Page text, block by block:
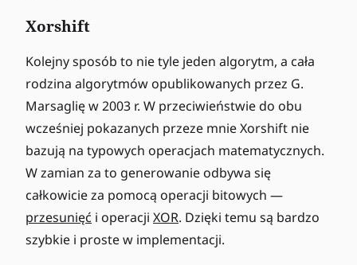
Xorshift
Kolejny sposób to nie tyle jeden algorytm, a cała
rodzina algorytmów opublikowanych przez G.
Marsaglię w 2003 r. W przeciwieństwie do obu
wcześniej pokazanych przeze mnie Xorshift nie
bazują na typowych operacjach matematycznych.
W zamian za to generowanie odbywa się
całkowicie za pomocą operacji bitowych —
przesunięć i operacji XOR. Dzięki temu są bardzo
szybkie i proste w implementacji.